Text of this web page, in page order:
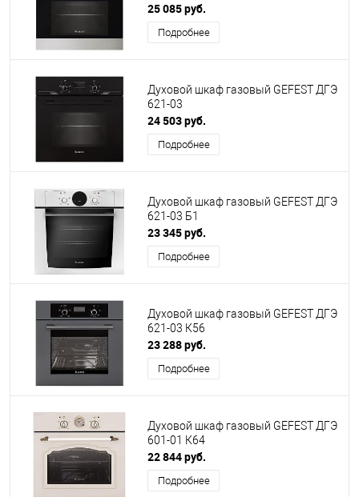
25 085 руб.
Подробнее
Духовой шкаф газовый GEFEST ДГЭ
621-03
24 503 руб.
Подробнее
Духовой шкаф газовый GEFEST ДГЭ
621-03 Б1
23 345 руб.
Подробнее
Духовой шкаф газовый GEFEST ДГЭ
621-03 К56
23 288 руб.
Подробнее
Духовой шкаф газовый GEFEST ДГЭ
601-01 К64
22 844 руб.
Подробнее